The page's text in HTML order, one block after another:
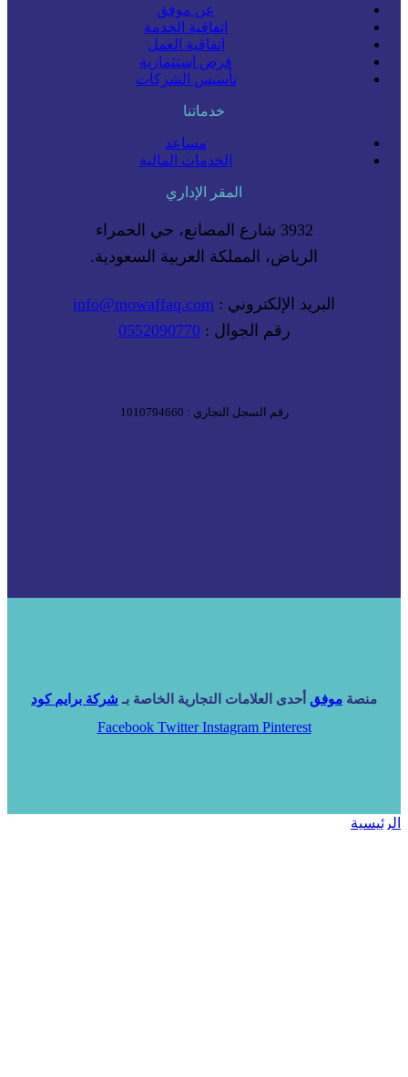
عن موفق
اتفاقية الخدمة
اتفاقية العمل
فرص استثمارية
تأسيس الشركات
خدماتنا
مساعد
الخدمات المالية
المقر الإداري
3932 شارع المصانع، حي الحمراء
الرياض، المملكة العربية السعودية.
البريد الإلكتروني : info@mowaffaq.com
رقم الجوال :0552090770
رقم السجل التجاري : 1010794660
منصة موفق أحدى العلامات التجارية الخاصة بـ شركة برايم كود
Facebook Twitter Instagram Pinterest
الرئيسية